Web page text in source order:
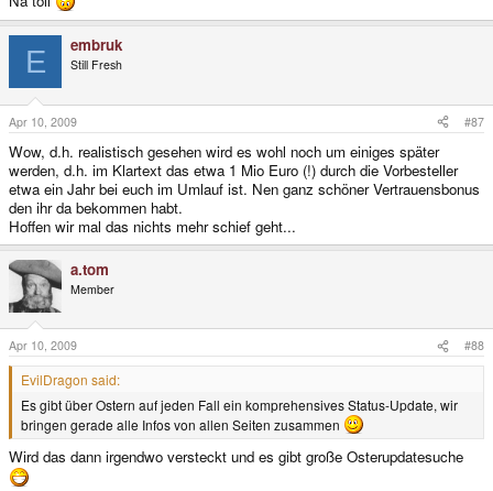
E embruk
Still Fresh
Apr 10, 2009 #87
Wow, d.h. realistisch gesehen wird es wohl noch um einiges später
werden, d.h. im Klartext das etwa 1 Mio Euro (!) durch die Vorbesteller
etwa ein Jahr bei euch im Umlauf ist. Nen ganz schöner Vertrauensbonus
den ihr da bekommen habt.
Hoffen wir mal das nichts mehr schief geht...
a.tom
Member
Apr 10, 2009 #88
EvilDragon said:
Es gibt über Ostern auf jeden Fall ein komprehensives Status-Update, wir
bringen gerade alle Infos von allen Seiten zusammen
Wird das dann irgendwo versteckt und es gibt große Osterupdatesuche